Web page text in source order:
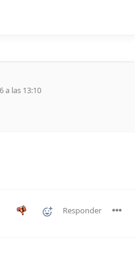
a las 13:10
Responder